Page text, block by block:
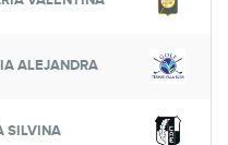
ALEJANDRA
SILVINA